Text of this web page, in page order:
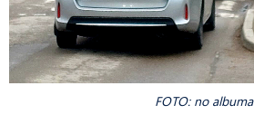
FOTO: no albuma